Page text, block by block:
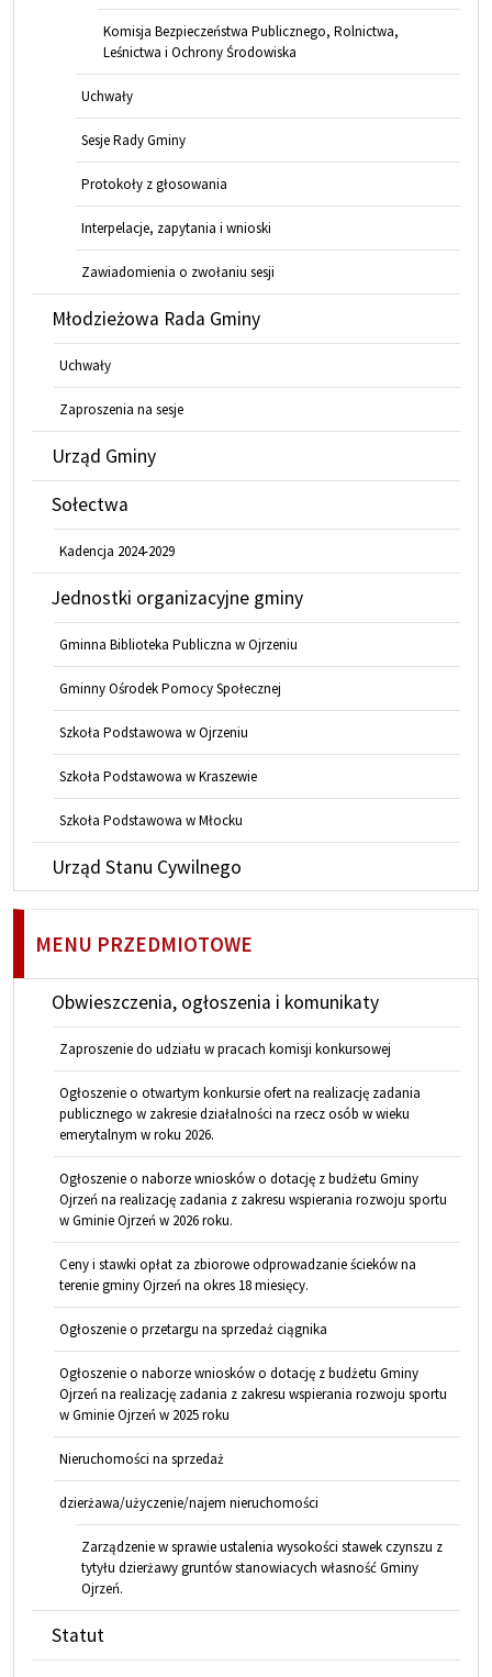
Komisja Bezpieczeństwa Publicznego, Rolnictwa,
Leśnictwa i Ochrony Środowiska
Uchwały
Sesje Rady Gminy
Protokoły z głosowania
Interpelacje, zapytania i wnioski
Zawiadomienia o zwołaniu sesji
Młodzieżowa Rada Gminy
Uchwały
Zaproszenia na sesje
Urząd Gminy
Sołectwa
Kadencja 2024-2029
Jednostki organizacyjne gminy
Gminna Biblioteka Publiczna w Ojrzeniu
Gminny Ośrodek Pomocy Społecznej
Szkoła Podstawowa w Ojrzeniu
Szkoła Podstawowa w Kraszewie
Szkoła Podstawowa w Młocku
Urząd Stanu Cywilnego
MENU PRZEDMIOTOWE
Obwieszczenia, ogłoszenia i komunikaty
Zaproszenie do udziału w pracach komisji konkursowej
Ogłoszenie o otwartym konkursie ofert na realizację zadania
publicznego w zakresie działalności na rzecz osób w wieku
emerytalnym w roku 2026.
Ogłoszenie o naborze wniosków o dotację z budżetu Gminy
Ojrzeń na realizację zadania z zakresu wspierania rozwoju sportu
w Gminie Ojrzeń w 2026 roku.
Ceny i stawki opłat za zbiorowe odprowadzanie ścieków na
terenie gminy Ojrzeń na okres 18 miesięcy.
Ogłoszenie o przetargu na sprzedaż ciągnika
Ogłoszenie o naborze wniosków o dotację z budżetu Gminy
Ojrzeń na realizację zadania z zakresu wspierania rozwoju sportu
w Gminie Ojrzeń w 2025 roku
Nieruchomości na sprzedaż
dzierżawa/użyczenie/najem nieruchomości
Zarządzenie w sprawie ustalenia wysokości stawek czynszu z
tytyłu dzierżawy gruntów stanowiacych własność Gminy
Ojrzeń.
Statut